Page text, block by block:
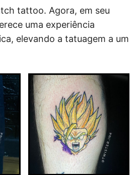
tattoo. Agora, em seu
uma experiência
elevando a tatuagem a um